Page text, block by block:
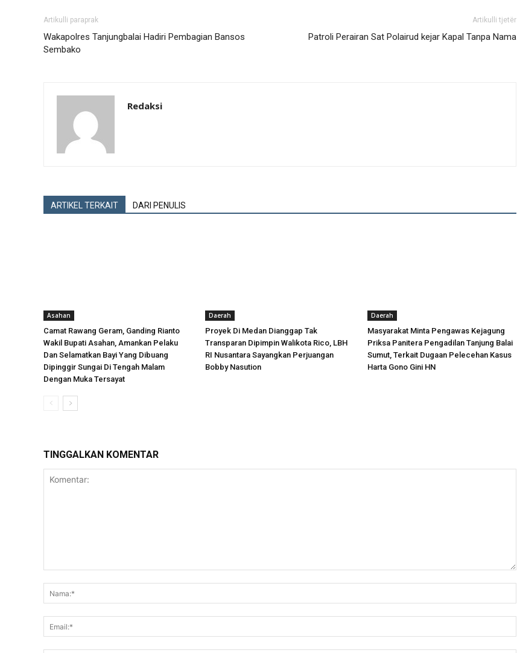
Artikulli paraprak
Wakapolres Tanjungbalai Hadiri Pembagian Bansos
Sembako
Artikulli tjetër
Patroli Perairan Sat Polairud kejar Kapal Tanpa Nama
Redaksi
ARTIKEL TERKAIT DARI PENULIS
Asahan
Camat Rawang Geram, Ganding Rianto
Wakil Bupati Asahan, Amankan Pelaku
Dan Selamatkan Bayi Yang Dibuang
Dipinggir Sungai Di Tengah Malam
Dengan Muka Tersayat
Daerah
Proyek Di Medan Dianggap Tak
Transparan Dipimpin Walikota Rico, LBH
RI Nusantara Sayangkan Perjuangan
Bobby Nasution
Daerah
Masyarakat Minta Pengawas Kejagung
Priksa Panitera Pengadilan Tanjung Balai
Sumut, Terkait Dugaan Pelecehan Kasus
Harta Gono Gini HN
TINGGALKAN KOMENTAR